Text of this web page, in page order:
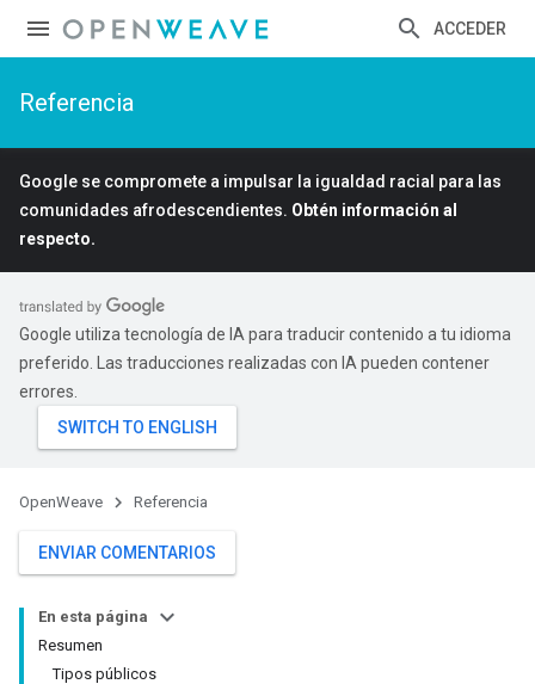
ACCEDER
Referencia
Google se compromete a impulsar la igualdad racial para las
comunidades afrodescendientes. Obtén información al
respecto.
Google utiliza tecnología de IA para traducir contenido a tu idioma
preferido. Las traducciones realizadas con IA pueden contener
errores.
OpenWeave Referencia
ENVIAR COMENTARIOS
En esta página
Resumen
Tipos públicos